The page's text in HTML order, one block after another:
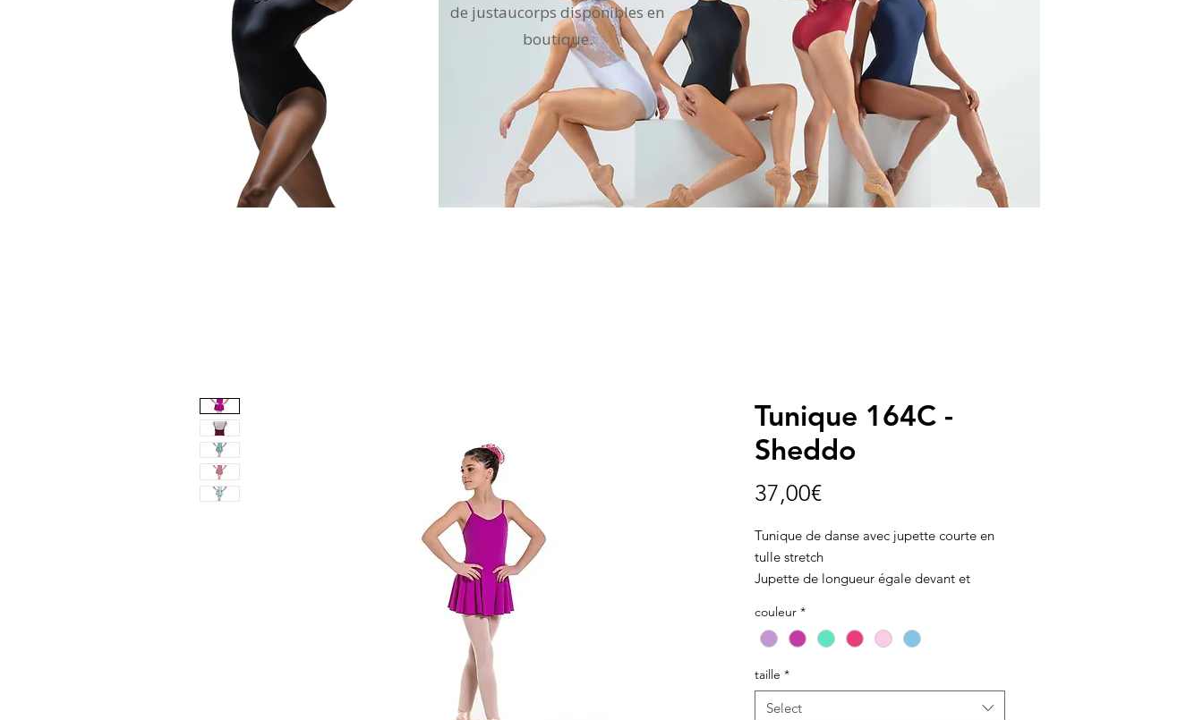
de justaucorps disponibles en
boutique.
Tunique 164C -
Sheddo
37,00€Price
Tunique de danse avec jupette courte en
tulle stretch
Jupette de longueur égale devant et
Découpes avec 2 pinces le long du buste
sur le devant
couleur *
taille *
Select